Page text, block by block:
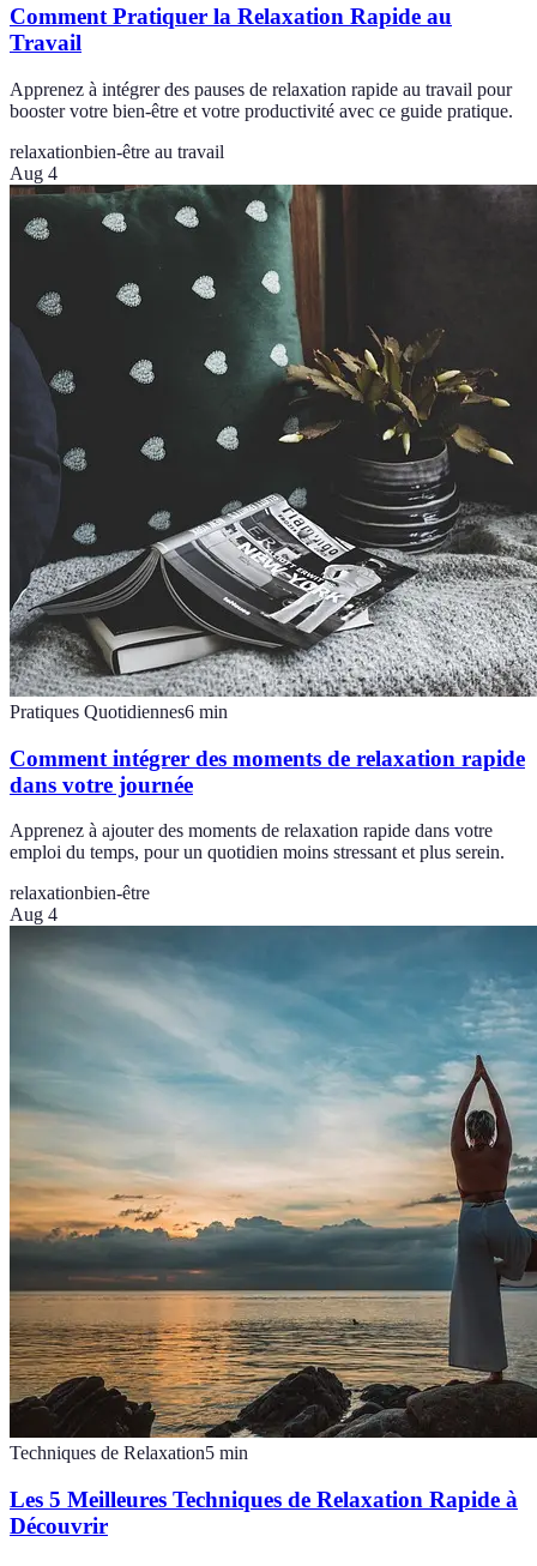
Comment Pratiquer la Relaxation Rapide au
Travail
Apprenez à intégrer des pauses de relaxation rapide au travail pour
booster votre bien-être et votre productivité avec ce guide pratique.
relaxationbien-être au travail
Aug 4
Pratiques Quotidiennes6 min
Comment intégrer des moments de relaxation rapide
dans votre journée
Apprenez à ajouter des moments de relaxation rapide dans votre
emploi du temps, pour un quotidien moins stressant et plus serein.
relaxationbien-être
Aug 4
Techniques de Relaxation5 min
Les 5 Meilleures Techniques de Relaxation Rapide à
Découvrir